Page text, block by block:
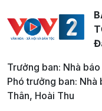
Trưởng ban: Nhà
Phó trưởng ban: Nhà
Thân, Hoài Thu